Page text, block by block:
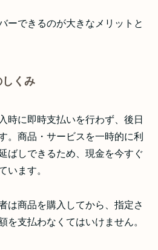
ーできるのが大きなメリットと
くみ
時に即時支払いを行わず、後日
。商品・サービスを一時的に利
ばしできるため、現金を今すぐ
います。
は商品を購入してから、指定さ
を支払わなくてはいけません。